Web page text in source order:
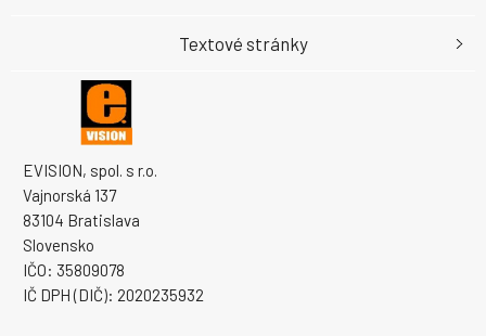
EVISION, spol. s r.o.
Vajnorská 137
83104 Bratislava
Slovensko
IČO: 35809078
IČ DPH (DIČ): 2020235932
Textové stránky